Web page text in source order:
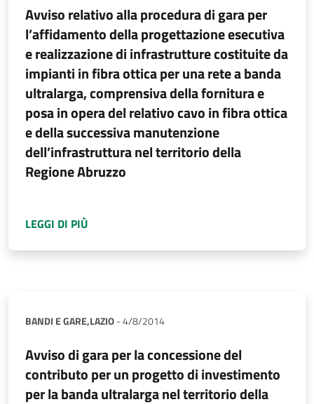
Avviso relativo alla procedura di gara per
l’affidamento della progettazione esecutiva
e realizzazione di infrastrutture costituite da
impianti in fibra ottica per una rete a banda
ultralarga, comprensiva della fornitura e
posa in opera del relativo cavo in fibra ottica
e della successiva manutenzione
dell’infrastruttura nel territorio della
Regione Abruzzo
LEGGI DI PIÙ
BANDI E GARE,LAZIO-4/8/2014
Avviso di gara per la concessione del
contributo per un progetto di investimento
per la banda ultralarga nel territorio della